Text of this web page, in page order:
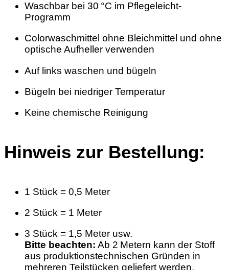
Waschbar bei 30 °C im Pflegeleicht-
Programm
Colorwaschmittel ohne Bleichmittel und ohne
optische Aufheller verwenden
Auf links waschen und bügeln
Bügeln bei niedriger Temperatur
Keine chemische Reinigung
Hinweis zur Bestellung:
1 Stück = 0,5 Meter
2 Stück = 1 Meter
3 Stück = 1,5 Meter usw.
Bitte beachten: Ab 2 Metern kann der Stoff
aus produktionstechnischen Gründen in
mehreren Teilstücken geliefert werden.